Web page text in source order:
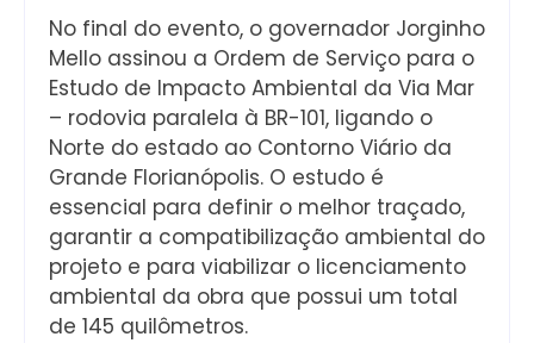
No final do evento, o governador Jorginho
Mello assinou a Ordem de Serviço para o
Estudo de Impacto Ambiental da Via Mar
– rodovia paralela à BR-101, ligando o
Norte do estado ao Contorno Viário da
Grande Florianópolis. O estudo é
essencial para definir o melhor traçado,
garantir a compatibilização ambiental do
projeto e para viabilizar o licenciamento
ambiental da obra que possui um total
de 145 quilômetros.